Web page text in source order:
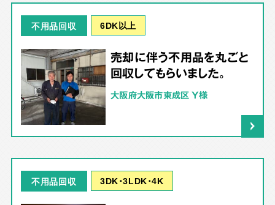
不用品回収 6DK以上
売却に伴う不用品を丸ごと
回収してもらいました。
大阪府大阪市東成区 Y様
不用品回収 3DK･3LDK･4K